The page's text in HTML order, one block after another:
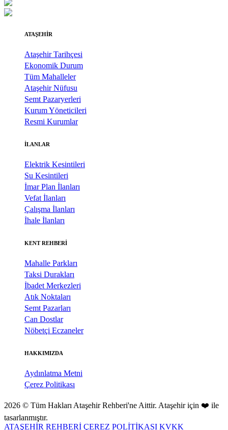
ATAŞEHİR
Ataşehir Tarihçesi
Ekonomik Durum
Tüm Mahalleler
Ataşehir Nüfusu
Semt Pazaryerleri
Kurum Yöneticileri
Resmi Kurumlar
İLANLAR
Elektrik Kesintileri
Su Kesintileri
İmar Plan İlanları
Vefat İlanları
Çalışma İlanları
İhale İlanları
KENT REHBERİ
Mahalle Parkları
Taksi Durakları
İbadet Merkezleri
Atık Noktaları
Semt Pazarları
Can Dostlar
Nöbetçi Eczaneler
HAKKIMIZDA
Aydınlatma Metni
Çerez Politikası
2026 © Tüm Hakları Ataşehir Rehberi'ne Aittir. Ataşehir için ❤️ ile
tasarlanmıştır.
ATAŞEHİR REHBERİ ÇEREZ POLİTİKASI KVKK